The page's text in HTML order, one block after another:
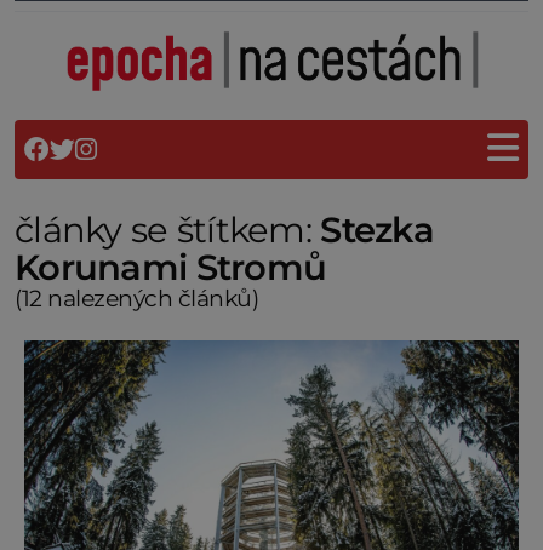
články se štítkem: Stezka
Korunami Stromů
(12 nalezených článků)